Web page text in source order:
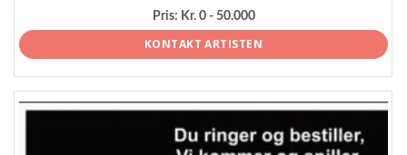
Pris: Kr. 0 - 50.000
KONTAKT ARTISTEN